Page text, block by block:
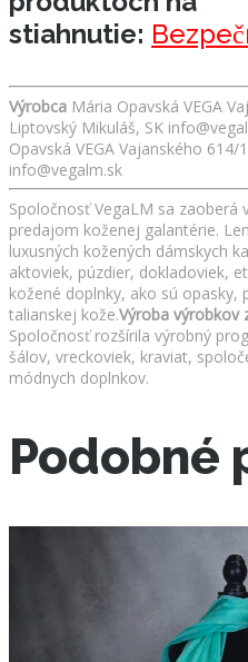
stiahnutie:
Výrobca Mária Opavská VEGA
Liptovský Mikuláš, SK
Opavská VEGA Vajanského
info@vegalm.sk
Spoločnosť VegaLM sa zaoberá
predajom koženej galantérie.
luxusných kožených dámskych
aktoviek, púzdier, dokladoviek,
kožené doplnky, ako sú opasky,
talianskej kože.Výroba výrobkov
Spoločnosť rozšírila výrobný
šálov, vreckoviek, kraviat,
módnych doplnkov.
Podobné